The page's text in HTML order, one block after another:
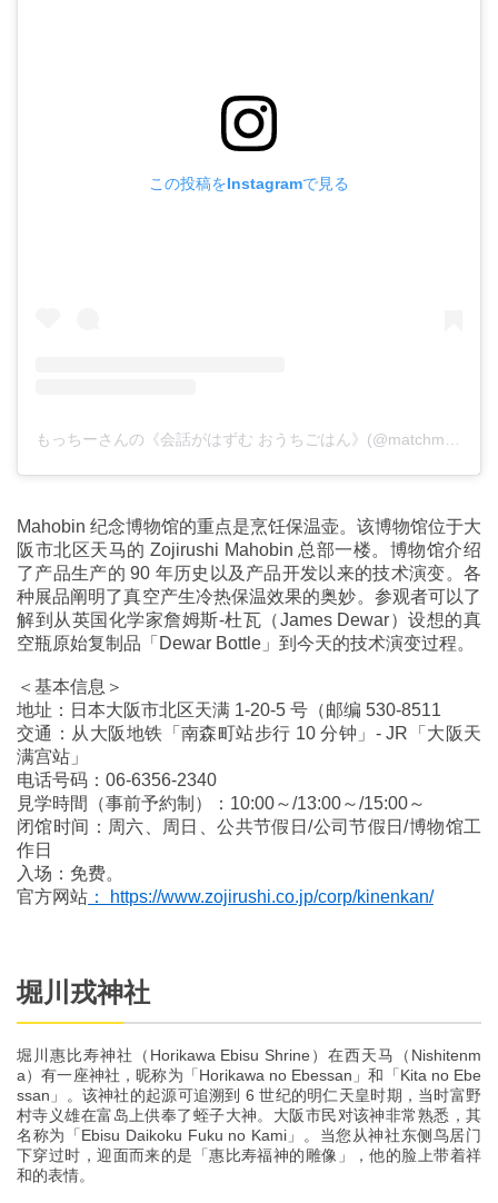
この投稿をInstagramで見る
もっちーさんの《会話がはずむ おうちごはん》(@matchmo48)がシェアした投稿
Mahobin 纪念博物馆的重点是烹饪保温壶。该博物馆位于大
阪市北区天马的 Zojirushi Mahobin 总部一楼。博物馆介绍
了产品生产的 90 年历史以及产品开发以来的技术演变。各
种展品阐明了真空产生冷热保温效果的奥妙。参观者可以了
解到从英国化学家詹姆斯-杜瓦（James Dewar）设想的真
空瓶原始复制品「Dewar Bottle」到今天的技术演变过程。
＜基本信息＞
地址：日本大阪市北区天满 1-20-5 号（邮编 530-8511
交通：从大阪地铁「南森町站步行 10 分钟」- JR「大阪天
满宫站」
电话号码：06-6356-2340
見学時間（事前予約制）：10:00～/13:00～/15:00～
闭馆时间：周六、周日、公共节假日/公司节假日/博物馆工
作日
入场：免费。
官方网站 ： https://www.zojirushi.co.jp/corp/kinenkan/
堀川戎神社
堀川惠比寿神社（Horikawa Ebisu Shrine）在西天马（Nishitenm
a）有一座神社，昵称为「Horikawa no Ebessan」和「Kita no Ebe
ssan」。该神社的起源可追溯到 6 世纪的明仁天皇时期，当时富野
村寺义雄在富岛上供奉了蛭子大神。大阪市民对该神非常熟悉，其
名称为「Ebisu Daikoku Fuku no Kami」。当您从神社东侧鸟居门
下穿过时，迎面而来的是「惠比寿福神的雕像」，他的脸上带着祥
和的表情。